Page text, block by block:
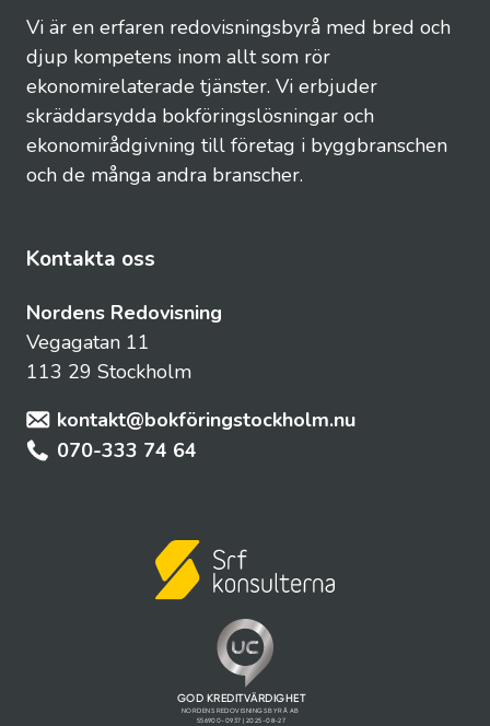
Vi är en erfaren redovisningsbyrå med bred och
djup kompetens inom allt som rör
ekonomirelaterade tjänster. Vi erbjuder
skräddarsydda bokföringslösningar och
ekonomirådgivning till företag i byggbranschen
och de många andra branscher.
Kontakta oss
Nordens Redovisning
Vegagatan 11
113 29 Stockholm
kontakt@bokföringstockholm.nu
070-333 74 64